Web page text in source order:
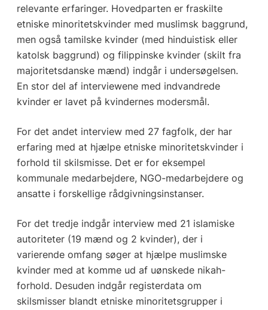
relevante erfaringer. Hovedparten er fraskilte
etniske minoritetskvinder med muslimsk baggrund,
men også tamilske kvinder (med hinduistisk eller
katolsk baggrund) og filippinske kvinder (skilt fra
majoritetsdanske mænd) indgår i undersøgelsen.
En stor del af interviewene med indvandrede
kvinder er lavet på kvindernes modersmål.
For det andet interview med 27 fagfolk, der har
erfaring med at hjælpe etniske minoritetskvinder i
forhold til skilsmisse. Det er for eksempel
kommunale medarbejdere, NGO-medarbejdere og
ansatte i forskellige rådgivningsinstanser.
For det tredje indgår interview med 21 islamiske
autoriteter (19 mænd og 2 kvinder), der i
varierende omfang søger at hjælpe muslimske
kvinder med at komme ud af uønskede nikah-
forhold. Desuden indgår registerdata om
skilsmisser blandt etniske minoritetsgrupper i